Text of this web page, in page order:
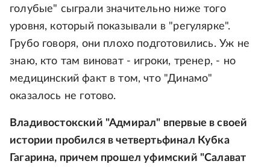
голубые" сыграли значительно ниже того
уровня, который показывали в "регулярке".
Грубо говоря, они плохо подготовились. Уж не
знаю, кто там виноват - игроки, тренер, - но
медицинский факт в том, что "Динамо"
оказалось не готово.
Владивостокский "Адмирал" впервые в своей
истории пробился в четвертьфинал Кубка
Гагарина, причем прошел уфимский "Салават